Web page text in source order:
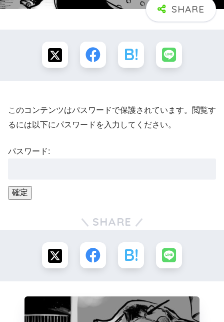
このコンテンツはパスワードで保護されています。閲覧す
るには以下にパスワードを入力してください。
パスワード:
SHARE